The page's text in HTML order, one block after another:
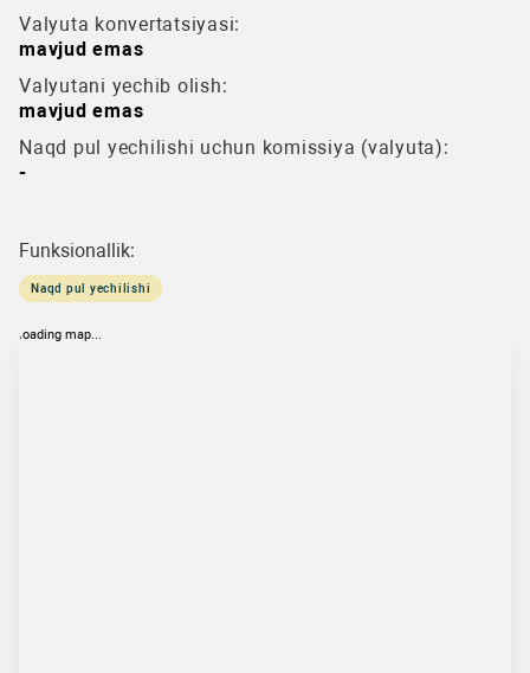
Valyuta konvertatsiyasi:
mavjud emas
Valyutani yechib olish:
mavjud emas
Naqd pul yechilishi uchun komissiya (valyuta):
-
Funksionallik:
Naqd pul yechilishi
loading map...